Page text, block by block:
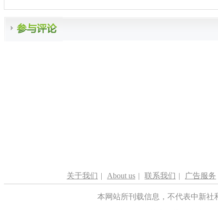
关于我们 | About us | 联系我们 | 广告服务
本网站所刊载信息，不代表中新